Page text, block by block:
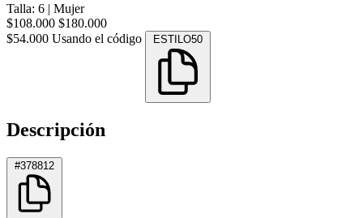
Talla: 6 | Mujer
$108.000 $180.000
$54.000 Usando el código ESTILO50
Descripción
#378812